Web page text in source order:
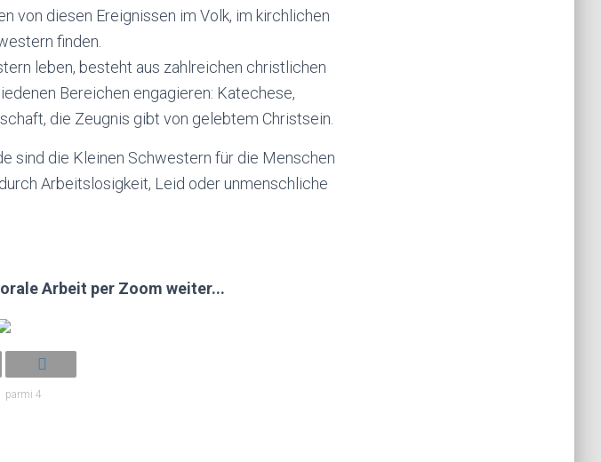
von diesen Ereignissen im Volk, im kirchlichen
finden.
leben, besteht aus zahlreichen christlichen
Bereichen engagieren: Katechese,
die Zeugnis gibt von gelebtem Christsein.
sind die Kleinen Schwestern für die Menschen
Arbeitslosigkeit, Leid oder unmenschliche
Arbeit per Zoom weiter...
parmi 4